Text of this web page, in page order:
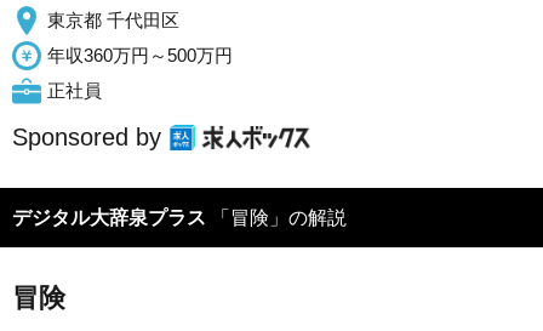
東京都 千代田区
年収360万円～500万円
正社員
Sponsored by
デジタル大辞泉プラス 「冒険」の解説
冒険